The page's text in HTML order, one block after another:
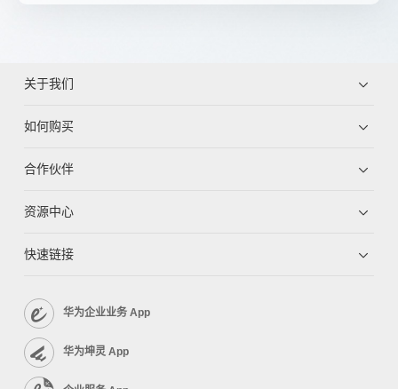
关于我们
如何购买
合作伙伴
资源中心
快速链接
华为企业业务 App
华为坤灵 App